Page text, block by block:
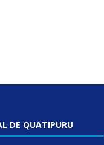
DE QUATIPURU